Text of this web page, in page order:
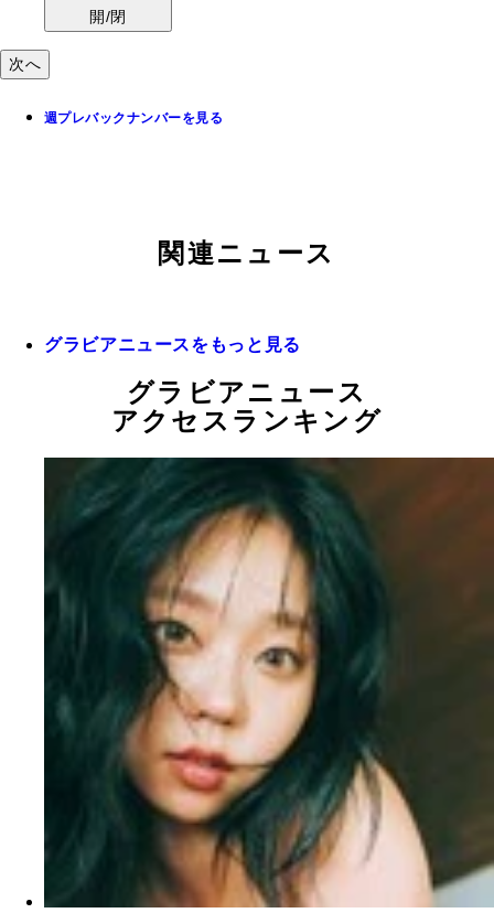
次へ
週プレバックナンバーを見る
関連ニュース
グラビアニュースをもっと見る
グラビアニュース
アクセスランキング